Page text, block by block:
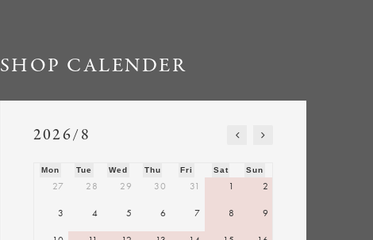
SHOP CALENDER
2026/8
Mon Tue Wed Thu Fri Sat Sun
27 28 29 30 31 1 2
3 4 5 6 7 8 9